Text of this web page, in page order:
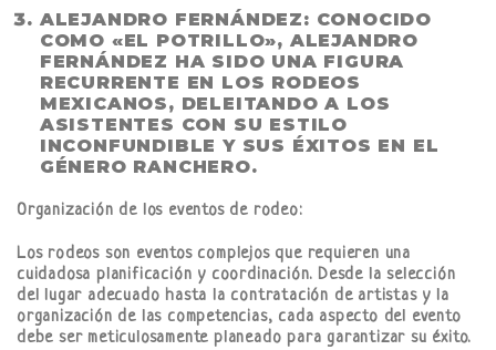
ALEJANDRO FERNÁNDEZ: CONOCIDO
COMO «EL POTRILLO», ALEJANDRO
FERNÁNDEZ HA SIDO UNA FIGURA
RECURRENTE EN LOS RODEOS
MEXICANOS, DELEITANDO A LOS
ASISTENTES CON SU ESTILO
INCONFUNDIBLE Y SUS ÉXITOS EN EL
GÉNERO RANCHERO.
Organización de los eventos de rodeo:
Los rodeos son eventos complejos que requieren una
cuidadosa planificación y coordinación. Desde la selección
del lugar adecuado hasta la contratación de artistas y la
organización de las competencias, cada aspecto del evento
debe ser meticulosamente planeado para garantizar su éxito.